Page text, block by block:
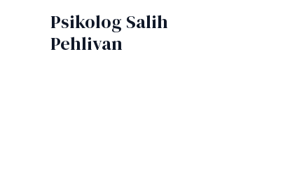
Psikolog Salih
Pehlivan